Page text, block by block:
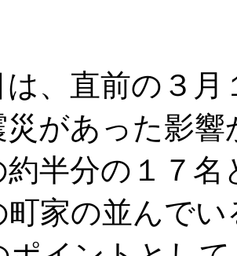
、直前の３月
災があった影響
約半分の１７
町家の並んで